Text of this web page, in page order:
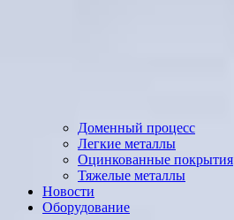
Доменный процесс
Легкие металлы
Оцинкованные покрытия
Тяжелые металлы
Новости
Оборудование